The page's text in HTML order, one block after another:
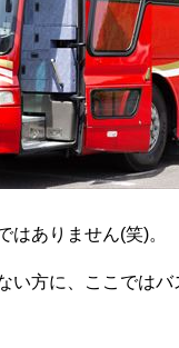
ありません(笑)。
い方に、ここでは